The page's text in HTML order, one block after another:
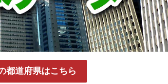
都道府県はこちら